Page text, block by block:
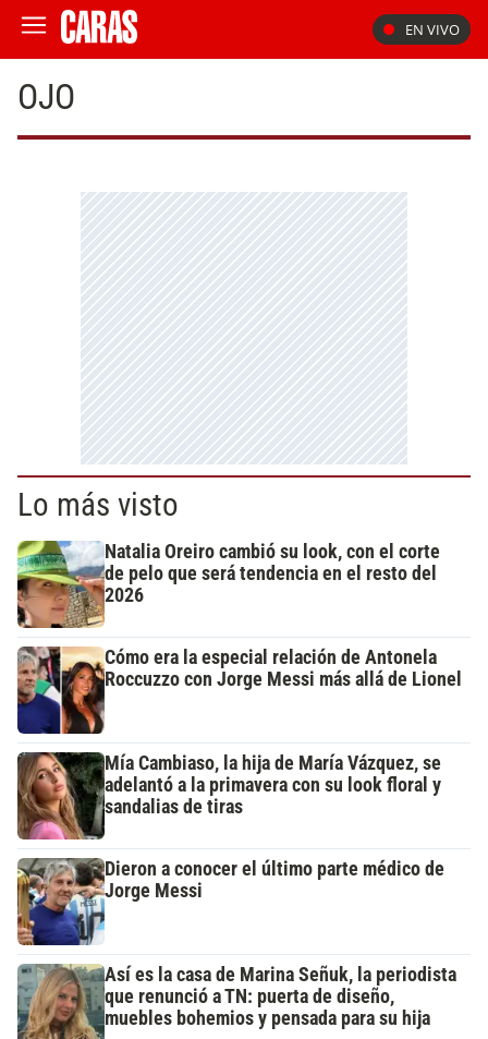
EN VIVO
OJO
Lo más visto
Natalia Oreiro cambió su look, con el corte
de pelo que será tendencia en el resto del
2026
Cómo era la especial relación de Antonela
Roccuzzo con Jorge Messi más allá de Lionel
Mía Cambiaso, la hija de María Vázquez, se
adelantó a la primavera con su look floral y
sandalias de tiras
Dieron a conocer el último parte médico de
Jorge Messi
Así es la casa de Marina Señuk, la periodista
que renunció a TN: puerta de diseño,
muebles bohemios y pensada para su hija